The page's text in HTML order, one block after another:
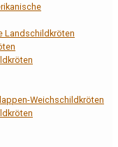
Landschildkröten
Weichschildkröten